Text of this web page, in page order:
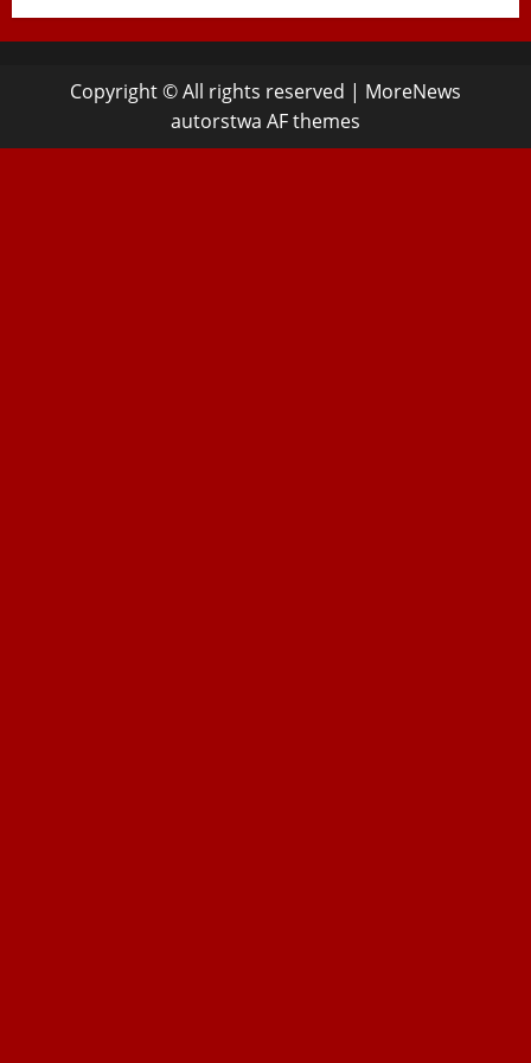
Copyright © All rights reserved | MoreNews
autorstwa AF themes